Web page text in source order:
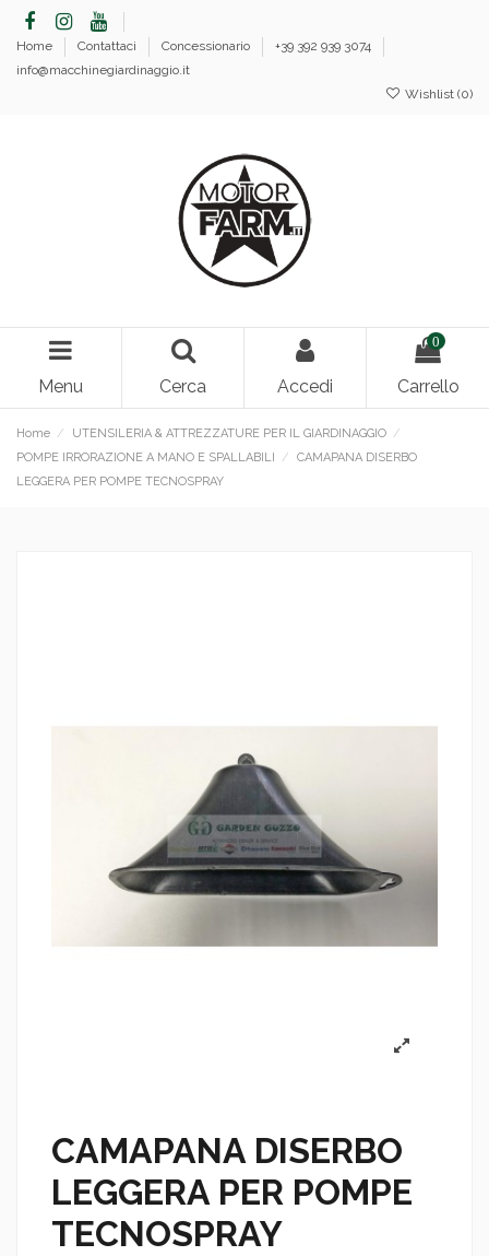
Home Contattaci Concessionario
+39 392 939 3074
info@macchinegiardinaggio.it
Wishlist (0)
Menu Cerca Accedi
0
Carrello
Home
UTENSILERIA & ATTREZZATURE PER IL GIARDINAGGIO
POMPE IRRORAZIONE A MANO E SPALLABILI
CAMAPANA DISERBO
LEGGERA PER POMPE TECNOSPRAY
CAMAPANA DISERBO
LEGGERA PER POMPE
TECNOSPRAY